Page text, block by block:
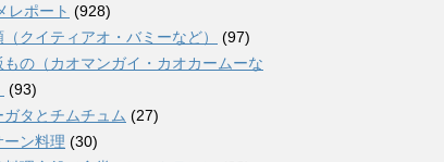
レポート (928)
（クイティアオ・バミーなど）
(97)
もの（カオマンガイ・カオカームーな
(93)
ガタとチムチュム (27)
ーン料理 (30)